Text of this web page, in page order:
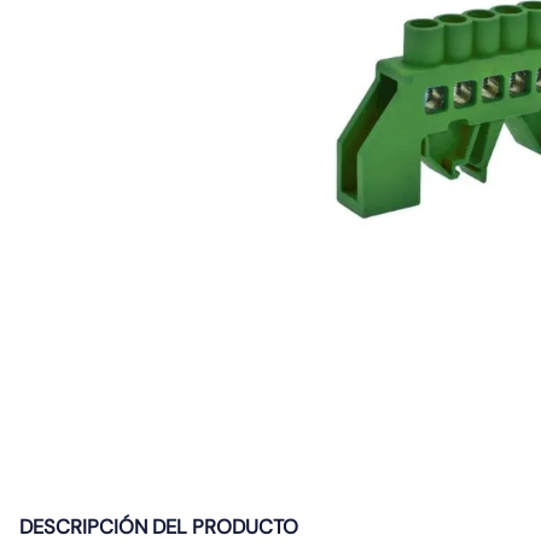
DESCRIPCIÓN DEL PRODUCTO
10. diferencial